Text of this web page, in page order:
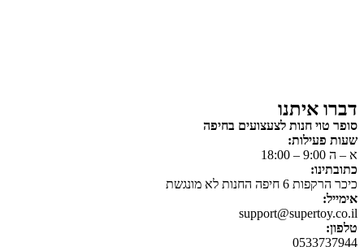
דברו איתנו
סופר טוי חנות לצעצועים בחיפה
שעות פעילות:
א – ה 9:00 – 18:00
כתובתינו:
כיכר הרקפות 6 חיפה החנות לא מונגשת
אימייל:
support@supertoy.co.il
טלפון:
0533737944